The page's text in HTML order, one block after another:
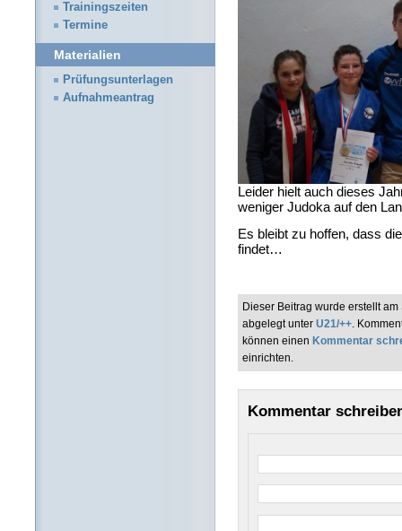
Leider hielt auch dieses
weniger Judoka auf den
Es bleibt zu hoffen, dass
findet…
Dieser Beitrag wurde erstellt
abgelegt unter U21/++.
können einen Kommentar
einrichten.
Kommentar
Trainingszeiten
Termine
Materialien
Prüfungsunterlagen
Aufnahmeantrag